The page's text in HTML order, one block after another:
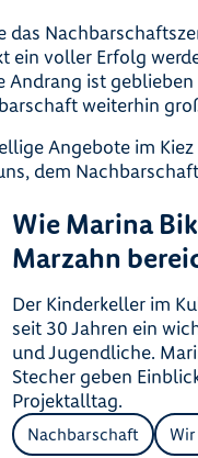
das
ein voller Erfolg
ist
weiterhin
Angebote im
dem
Wie Marina
Marzahn
Der Kinderkeller im
seit 30 Jahren ein
und Jugendliche.
Stecher geben
Projektalltag.
Nachbarschaft